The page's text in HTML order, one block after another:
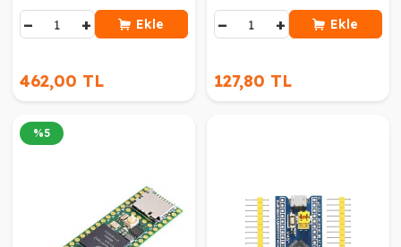
− + Ekle
462,00 TL
− + Ekle
127,80 TL
%5